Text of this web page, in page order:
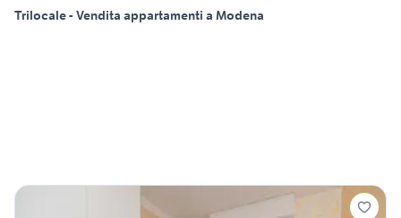
Trilocale - Vendita appartamenti a Modena